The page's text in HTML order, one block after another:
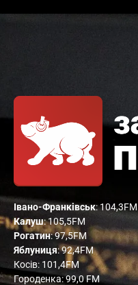
Івано-Франківськ: 104,3FM
Калуш: 105,5FM
Рогатин: 97,5FM
Яблуниця: 92,4FM
Косів: 101,4FM
Городенка: 99,0 FM